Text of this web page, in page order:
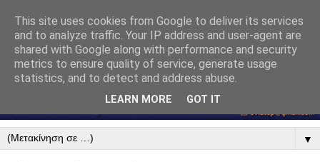
▼
This site uses cookies from Google to deliver its services
and to analyze traffic. Your IP address and user-agent are
shared with Google along with performance and security
metrics to ensure quality of service, generate usage
statistics, and to detect and address abuse.
LEARN MORE GOT IT